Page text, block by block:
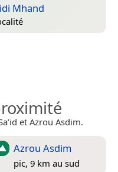
Mhand
et Azrou Asdim.
Azrou Asdim
pic, 9 km au sud